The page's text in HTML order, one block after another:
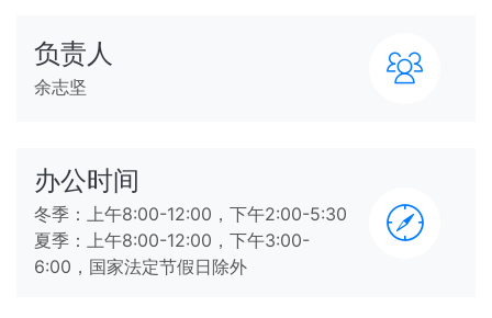
负责人
余志坚
办公时间
冬季：上午8:00-12:00，下午2:00-5:30
夏季：上午8:00-12:00，下午3:00-
6:00，国家法定节假日除外